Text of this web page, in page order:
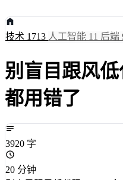
技术 1713 人工智能 11 后端
别盲目跟风
都用错了
3920 字
20 分钟